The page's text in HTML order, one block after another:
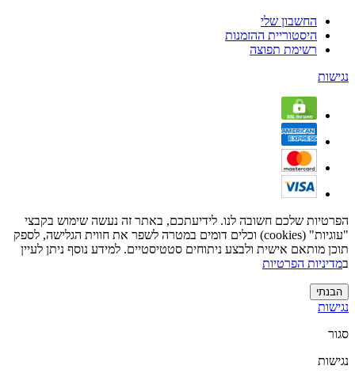
החשבון שלי
היסטוריית ההזמנות
רשימת תפוצה
נגישות
הפרטיות שלכם חשובה לנו. לידיעתכם, באתר זה נעשה שימוש בקבצי
"עוגיות" (cookies) וכלים דומים במטרה לשפר את חווית הגלישה, לספק
תוכן מותאם אישית ולבצע ניתוחים סטטיסטיים. למידע נוסף ניתן לעיין
במדיניות הפרטיות
הבנתי
נגישות
סגור
נגישות